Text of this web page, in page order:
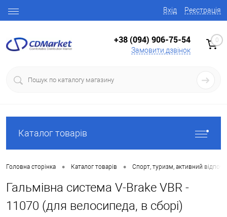
Вхід Реєстрація
+38 (094) 906-75-54
Замовити дзвінок
0
Каталог товарів
Головна сторінка • Каталог товарів • Спорт, туризм, активний
Гальмівна система V-Brake VBR -
11070 (для велосипеда, в сборі)